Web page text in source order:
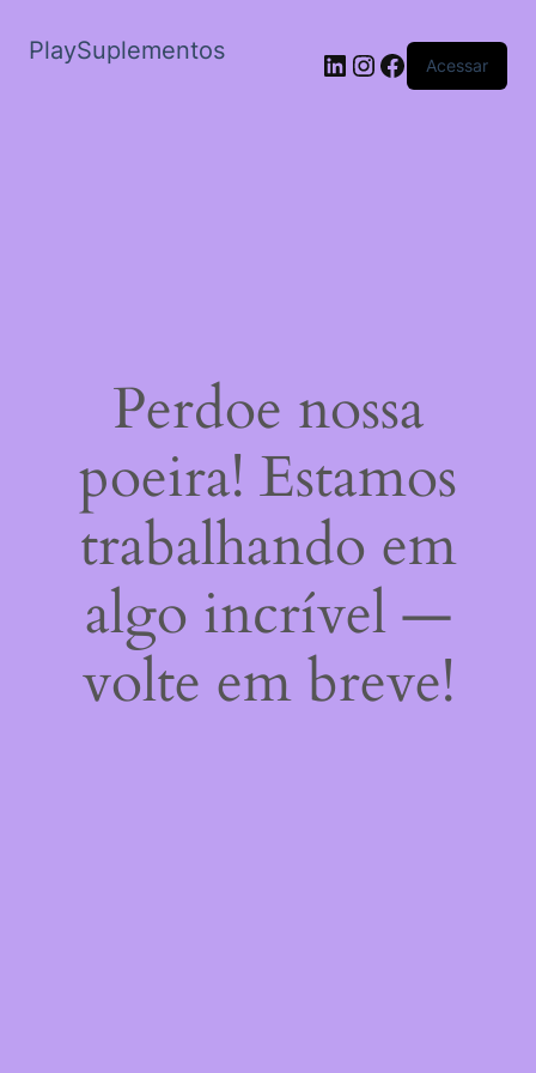
PlaySuplementos LinkedIn
Instagram
Facebook
Acessar
Perdoe nossa
poeira! Estamos
trabalhando em
algo incrível —
volte em breve!